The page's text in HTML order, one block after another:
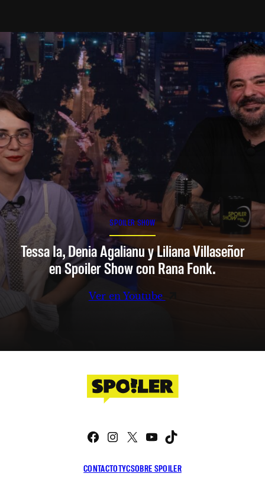
SPOILER SHOW
Tessa Ia, Denia Agalianu y Liliana Villaseñor
en Spoiler Show con Rana Fonk.
Ver en Youtube
CONTACTOTYCSOBRE SPOILER
Facebook
Instagram
X YouTube